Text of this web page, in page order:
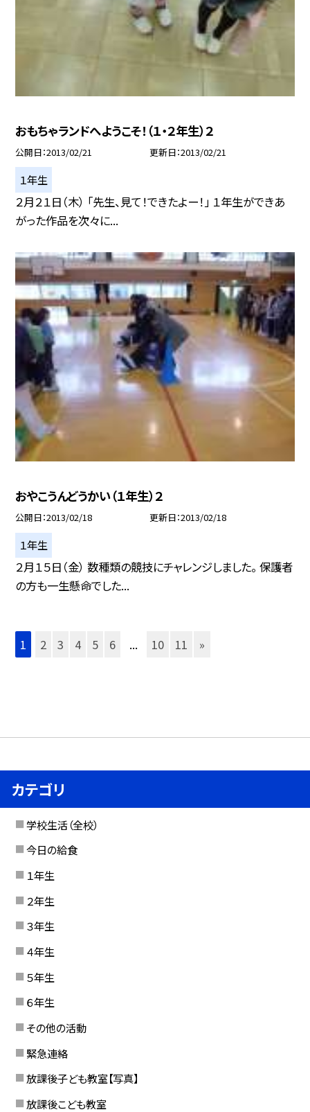
おもちゃランドへようこそ！（１・２年生）２
公開日 2013/02/21 更新日 2013/02/21
１年生
２月２１日（木） 「先生、見て！できたよー！」 １年生ができあ
がった作品を次々に...
おやこうんどうかい（１年生）２
公開日 2013/02/18 更新日 2013/02/18
１年生
２月１５日（金） 数種類の競技にチャレンジしました。 保護者
の方も一生懸命でした...
1 2 3 4 5 6 ... 10 11 »
カテゴリ
学校生活（全校）
今日の給食
１年生
２年生
３年生
４年生
５年生
６年生
その他の活動
緊急連絡
放課後子ども教室【写真】
放課後こども教室